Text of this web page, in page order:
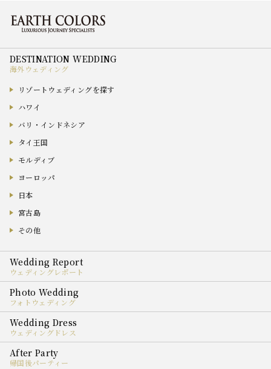
海外ウェディング
リゾートウェディングを探す
ハワイ
バリ・インドネシア
タイ王国
モルディブ
ヨーロッパ
日本
宮古島
その他
ウェディングレポート
フォトウェディング
ウェディングドレス
帰国後パーティー